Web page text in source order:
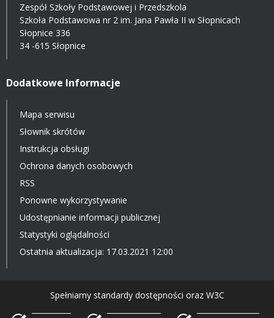
Zespół Szkoły Podstawowej i Przedszkola
Szkoła Podstawowa nr 2 im. Jana Pawła II w Słopnicach
Słopnice 336
34 -615 Słopnice
Dodatkowe Informacje
Mapa serwisu
Słownik skrótów
Instrukcja obsługi
Ochrona danych osobowych
RSS
Ponowne wykorzystywanie
Udostępnianie informacji publicznej
Statystyki oglądalności
Ostatnia aktualizacja: 17.03.2021 12:00
Spełniamy standardy dostępności oraz W3C